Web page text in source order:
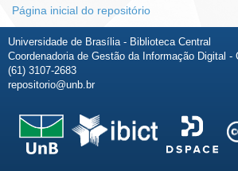
Página inicial do repositório
Universidade de Brasília - Biblioteca Central
Coordenadoria de Gestão da Informação Digital -
(61) 3107-2683
repositorio@unb.br